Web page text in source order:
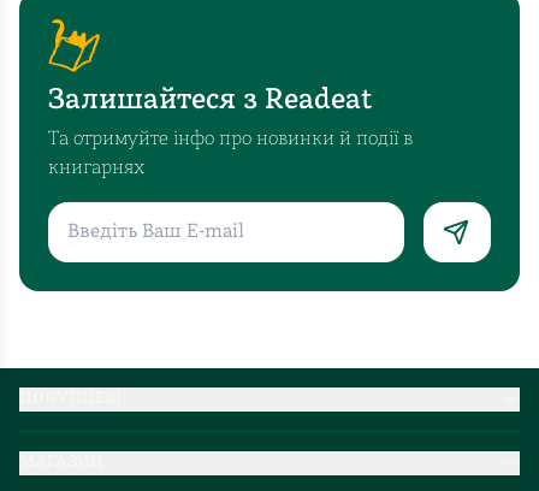
Залишайтеся з Readeat
Та отримуйте інфо про новинки й події в
книгарнях